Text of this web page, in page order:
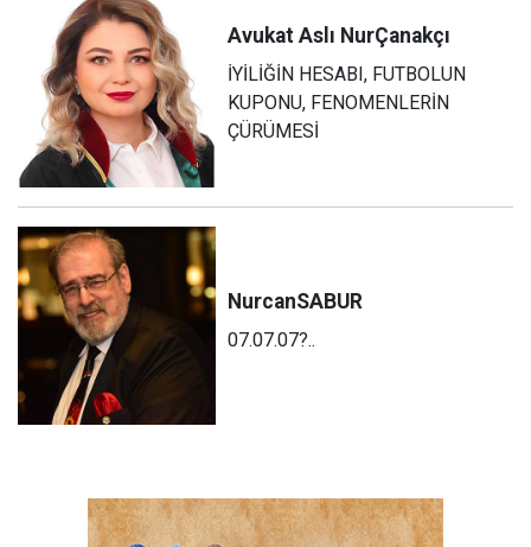
Avukat Aslı NurÇanakçı
İYİLİĞİN HESABI, FUTBOLUN
KUPONU, FENOMENLERİN
ÇÜRÜMESİ
NurcanSABUR
07.07.07?..